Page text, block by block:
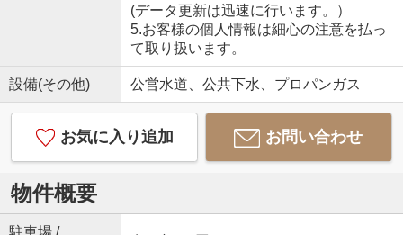
(データ更新は迅速に行います。）
5.お客様の個人情報は細心の注意を払っ
て取り扱います。
設備(その他) 公営水道、公共下水、プロパンガス
お気に入り追加 お問い合わせ
物件概要
駐車場 /